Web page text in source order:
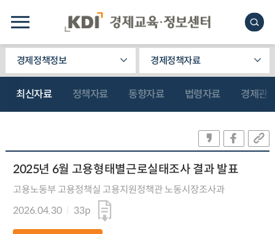
경제정책정보 경제정책자료
최신자료 정책자료 동향자료 법령자료 경제관
2025년 6월 고용형태별근로실태조사 결과 발표
고용노동부 고용정책실 고용지원정책관 노동시장조사과
2026.04.30
33p